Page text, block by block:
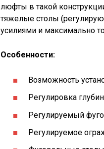
люфты в такой
тяжелые столы
усилиями и максимально
Особенности:
Возможность
Регулировка
Регулируемый
Регулируемое